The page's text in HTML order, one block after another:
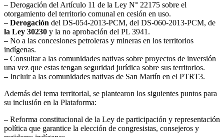
– Derogación del Artículo 11 de la Ley N° 22175 sobre el
otorgamiento del territorio comunal en cesión en uso.
– Derogación del DS-054-2013-PCM, del DS-060-2013-PCM, de
la Ley 30230 y la no aprobación del PL 3941.
– No a las concesiones petroleras y mineras en los territorios
indígenas.
– Consultar a las comunidades nativas sobre proyectos de inversión
una vez que estas tengan seguridad jurídica sobre sus territorios.
– Incluir a las comunidades nativas de San Martín en el PTRT3.
Además del tema territorial, se plantearon los siguientes puntos para
su inclusión en la Plataforma:
– Reforma constitucional de la Ley de participación y representación
política que garantice la elección de congresistas, consejeros y